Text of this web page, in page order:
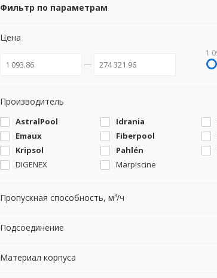
Фильтр по параметрам
Цена
1
Производитель
AstralPool Idrania
Emaux
Fiberpool
Kripsol
Pahlén
DIGENEX
Marpiscine
Пропускная способность, м³/ч
Подсоединение
Материал корпуса